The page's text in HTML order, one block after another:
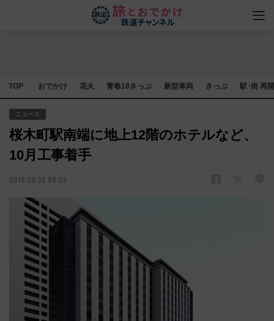
TOP おでかけ 花火 青春18きっぷ 新型車両 きっぷ 駅･街 再
ニュース
桜木町駅南端に地上12階のホテルなど、
10月工事着手
2018.09.30 08:09